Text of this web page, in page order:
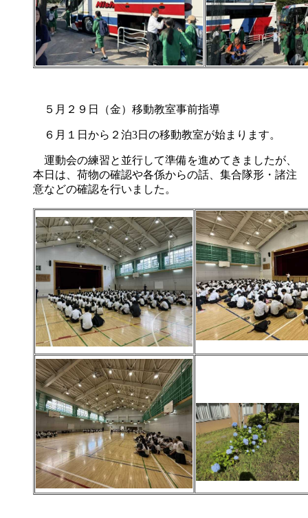
５月２９日（金）移動教室事前指導
６月１日から２泊3日の移動教室が始まります。
運動会の練習と並行して準備を進めてきましたが、
本日は、荷物の確認や各係からの話、集合隊形・諸注
意などの確認を行いました。